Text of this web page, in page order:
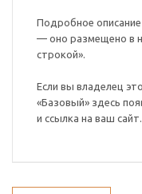
Подробное описание
— оно размещено в
строкой».
Если вы владелец
«Базовый» здесь
и ссылка на ваш сайт.